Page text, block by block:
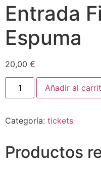
Entrada
Espuma
20,00 €
Añadir al
Categoría: tickets
Productos